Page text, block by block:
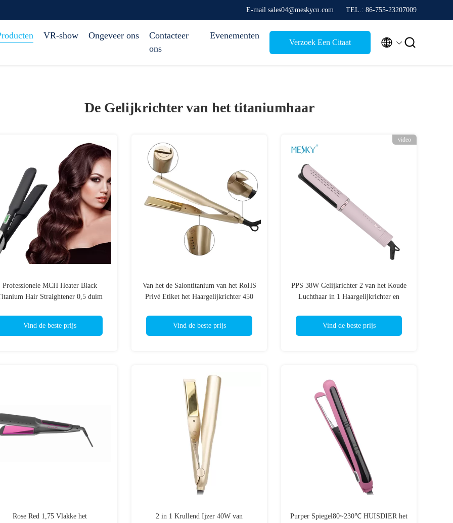
E-mail sales04@meskycn.com TEL.: 86-755-23207009
VR-show Ongeveer ons
Contacteer
ons
Evenementen
Verzoek Een Citaat  
De Gelijkrichter van het titaniumhaar
Professionele MCH Heater Black
Hair Straightener 0,5 duim
Vind de beste prijs
Van het de Salontitanium van het RoHS
Privé Etiket het Haargelijkrichter 450
Vind de beste prijs
video
PPS 38W Gelijkrichter 2 van het Koude
Luchthaar in 1 Haargelijkrichter en
Vind de beste prijs
Rose Red 1,75 Vlakke het
2 in 1 Krullend Ijzer 40W van
Purper Spiegel80~230℃ HUISDIER het